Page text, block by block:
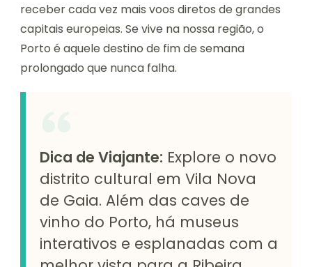
receber cada vez mais voos diretos de grandes
capitais europeias. Se vive na nossa região, o
Porto é aquele destino de fim de semana
prolongado que nunca falha.
Dica de Viajante: Explore o novo
distrito cultural em Vila Nova
de Gaia. Além das caves de
vinho do Porto, há museus
interativos e esplanadas com a